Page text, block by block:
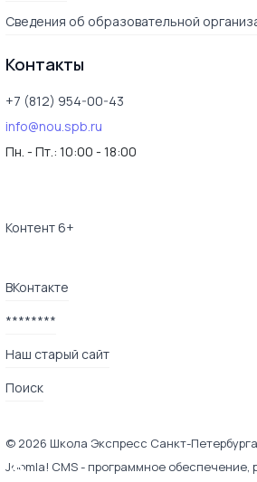
Сведения об образовательной
Контакты
+7 (812) 954-00-43
info@nou.spb.ru
Пн. - Пт.: 10:00 - 18:00
Контент 6+
ВКонтакте
********
Наш старый сайт
Поиск
© 2026 Школа Экспресс Санкт-
Joomla! CMS- программное обеспечение,